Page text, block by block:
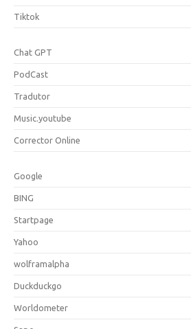
Tiktok
Chat GPT
PodCast
Tradutor
Music.youtube
Corrector Online
Google
BING
Startpage
Yahoo
wolframalpha
Duckduckgo
Worldometer